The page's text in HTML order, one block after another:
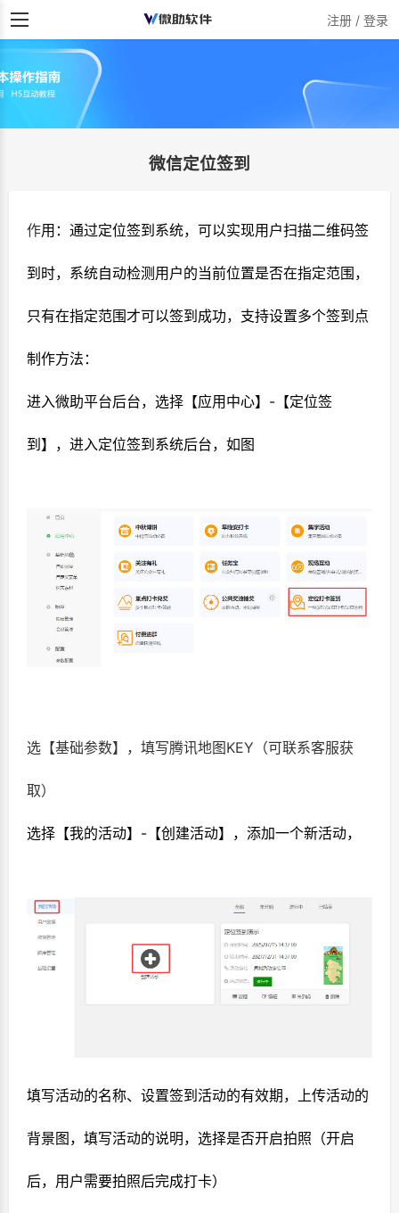
注册 / 登录
微信定位签到
作用：通过定位签到系统，可以实现用户扫描二维码签
到时，系统自动检测用户的当前位置是否在指定范围，
只有在指定范围才可以签到成功，支持设置多个签到点
制作方法：
进入微助平台后台，选择【应用中心】-【定位签
到】，进入定位签到系统后台，如图
选【基础参数】，填写腾讯地图KEY（可联系客服获
取）
选择【我的活动】-【创建活动】，添加一个新活动，
填写活动的名称、设置签到活动的有效期，上传活动的
背景图，填写活动的说明，选择是否开启拍照（开启
后，用户需要拍照后完成打卡）